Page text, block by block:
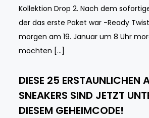
Kollektion Drop 2. Nach dem
der das erste Paket war -Ready
morgen am 19. Januar um 8 Uhr
möchten […]
DIESE 25 ERSTAUNLICHEN
SNEAKERS SIND JETZT
DIESEM GEHEIMCODE!